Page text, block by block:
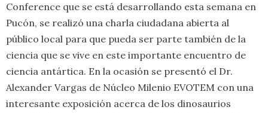
Conference que se está desarrollando esta semana en
Pucón, se realizó una charla ciudadana abierta al
público local para que pueda ser parte también de la
ciencia que se vive en este importante encuentro de
ciencia antártica. En la ocasión se presentó el Dr.
Alexander Vargas de Núcleo Milenio EVOTEM con una
interesante exposición acerca de los dinosaurios